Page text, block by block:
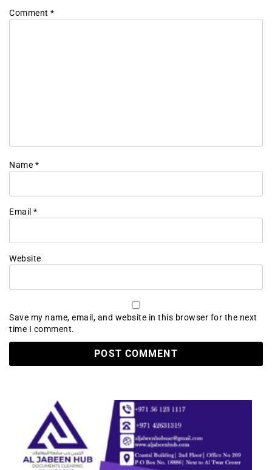
Comment *
Name *
Email *
Website
Save my name, email, and website in this browser for the next
time I comment.